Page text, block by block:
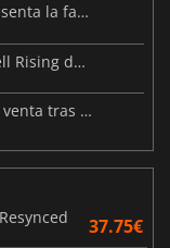
Warhammer 40.000: Dawn of War 4 presenta la facción de los Necrones
Se ha anunciado oficialmente el DLC Hell Rising de Nioh 3
Forsaken Realms: Vahrin's Call sale a la venta tras una década
37.75€